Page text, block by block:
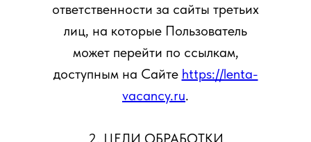
ответственности за сайты третьих
лиц, на которые Пользователь
может перейти по ссылкам,
доступным на Сайте https://lenta-
vacancy.ru.
2. ЦЕЛИ ОБРАБОТКИ